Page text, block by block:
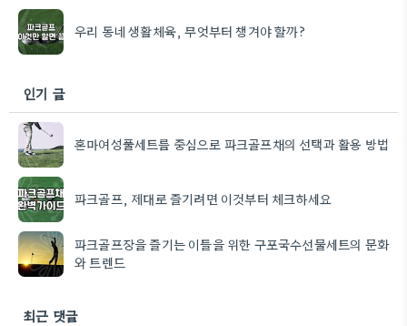
우리 동네 생활체육, 무엇부터 챙겨야 할까?
인기 글
혼마여성풀세트를 중심으로 파크골프채의 선택과 활용 방법
파크골프, 제대로 즐기려면 이것부터 체크하세요
파크골프장을 즐기는 이들을 위한 구포국수선물세트의 문화
와 트렌드
최근 댓글